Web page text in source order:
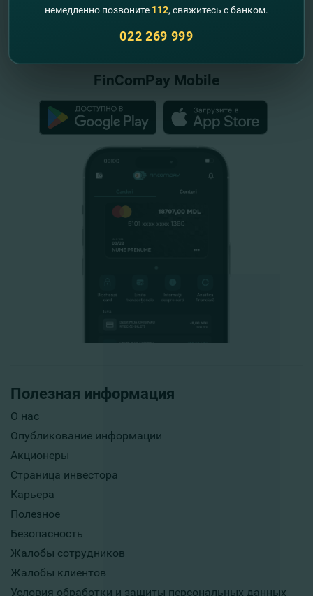
Полезная информация
О нас
Опубликование информации
Акционеры
Страница инвестора
Карьера
Полезное
Безопасность
Жалобы сотрудников
Жалобы клиентов
Условия обработки и защиты персональных данных
Схемы гарантирования депозитов
Республики Молдова
FinComPay Mobile
немедленно позвоните 112, свяжитесь с банком.
022 269 999